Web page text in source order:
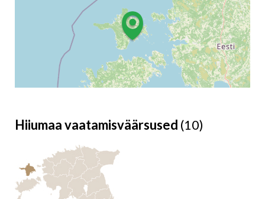
Hiiumaa vaatamisväärsused (10)